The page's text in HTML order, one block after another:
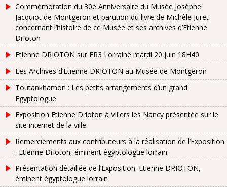
Commémoration du 30e Anniversaire du Musée Josèphe
Jacquiot de Montgeron et parution du livre de Michèle Juret
concernant l’histoire de ce Musée et ses archives d’Etienne
Drioton
Etienne DRIOTON sur FR3 Lorraine mardi 20 juin 18H40
Les Archives d’Etienne DRIOTON au Musée de Montgeron
Toutankhamon : Les petits arrangements d’un grand
Egyptologue
Exposition Etienne Drioton à Villers les Nancy présentée sur le
site internet de la ville
Remerciements aux contributeurs à la réalisation de l’Exposition
: Etienne Drioton, éminent égyptologue lorrain
Présentation détaillée de l’Exposition: Etienne DRIOTON,
éminent égyptologue lorrain